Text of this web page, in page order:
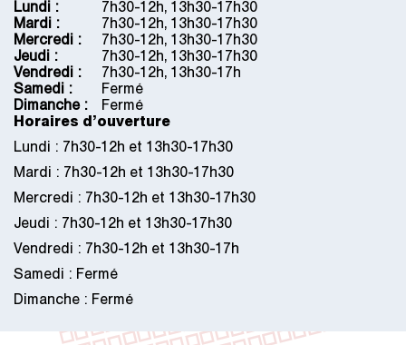
Jour
Plage
horaire
Lundi :
7h30-12h, 13h30-17h30
Mardi :
7h30-12h, 13h30-17h30
Mercredi :
7h30-12h, 13h30-17h30
Jeudi :
7h30-12h, 13h30-17h30
Vendredi :
7h30-12h, 13h30-17h
Samedi :
Fermé
Dimanche :
Fermé
Horaires d’ouverture
Lundi : 7h30-12h et 13h30-17h30
Mardi : 7h30-12h et 13h30-17h30
Mercredi : 7h30-12h et 13h30-17h30
Jeudi : 7h30-12h et 13h30-17h30
Vendredi : 7h30-12h et 13h30-17h
Samedi : Fermé
Dimanche : Fermé